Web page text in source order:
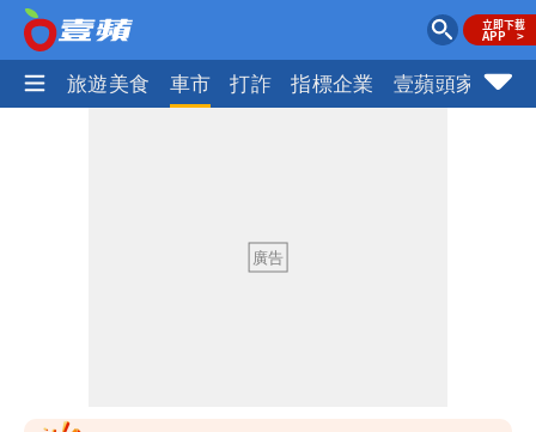
產王 旅遊美食 車市 打詐 指標企業 壹蘋頭家 健
男裁判勒令女選手「解衣」檢查
揮別9年演藝圈 女演員當「全職運將」